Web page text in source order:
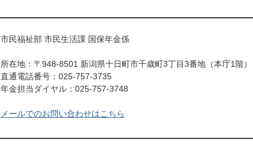
市民福祉部 市民生活課 国保年金係
所在地：〒948-8501 新潟県十日町市千歳町3丁目3番地（本庁1階）
直通電話番号：025-757-3735
年金担当ダイヤル：025-757-3748
メールでのお問い合わせはこちら